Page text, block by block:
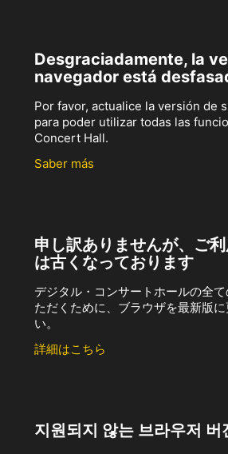
Desgraciadamente, la
navegador está
Por favor, actualice la versión de
para poder utilizar todas las
Concert Hall.
Saber más
申し訳ありませんが、ご
は古くなっております
デジタル・コンサートホールの全
ただくために、ブラウザを最新版
い。
詳細はこちら
지원되지 않는 브라우저 버